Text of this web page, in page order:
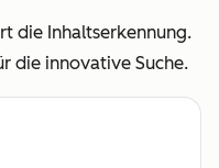
die Inhaltserkennung.
die innovative Suche.